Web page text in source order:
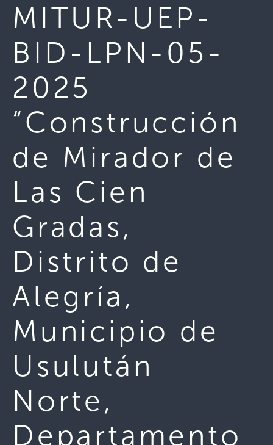
MITUR-UEP-
BID-LPN-05-
2025
“Construcción
de Mirador de
Las Cien
Gradas,
Distrito de
Alegría,
Municipio de
Usulután
Norte,
Departamento